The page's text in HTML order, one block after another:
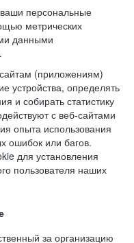
персональные
метрических
данными
(приложениям)
устройства, определять
и собирать статистику
с веб-сайтами
опыта использования
ошибок или багов.
для установления
пользователя наших
за организацию